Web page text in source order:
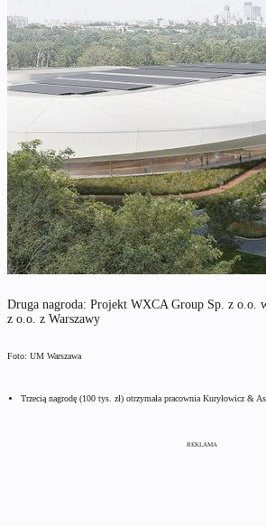
Druga nagroda: Projekt WXCA Group Sp. z o.o.
z o.o. z Warszawy
Foto: UM Warszawa
Trzecią nagrodę (100 tys. zł) otrzymała pracownia Kuryłowicz &
REKLAMA